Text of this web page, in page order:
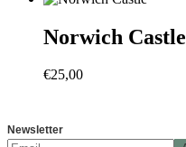
Norwich Castle
€25,00
Newsletter